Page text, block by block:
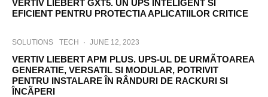
VERTIV LIEBERT GXT5. UN UPS INTELIGENT SI
EFICIENT PENTRU PROTECTIA APLICATIILOR CRITICE
SOLUTIONS TECH · JUNE 12, 2023
VERTIV LIEBERT APM PLUS. UPS-UL DE URMÃTOAREA
GENERATIE, VERSATIL SI MODULAR, POTRIVIT
PENTRU INSTALARE ÎN RÂNDURI DE RACKURI SI
ÎNCÃPERI